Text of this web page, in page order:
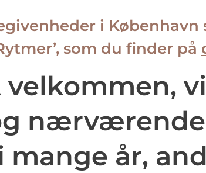
i København
som du finder på
mange år,